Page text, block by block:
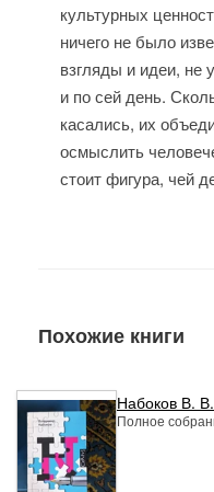
культурных
ничего не было
взгляды и идеи, не
и по сей день.
касались, их
осмыслить
стоит фигура, чей
Похожие книги
Набоков В. В.
Полное